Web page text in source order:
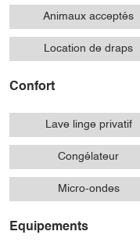
Animaux acceptés
Location de draps
Confort
Lave linge privatif
Congélateur
Micro-ondes
Equipements